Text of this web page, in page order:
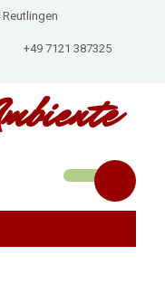
+49 7121 387325